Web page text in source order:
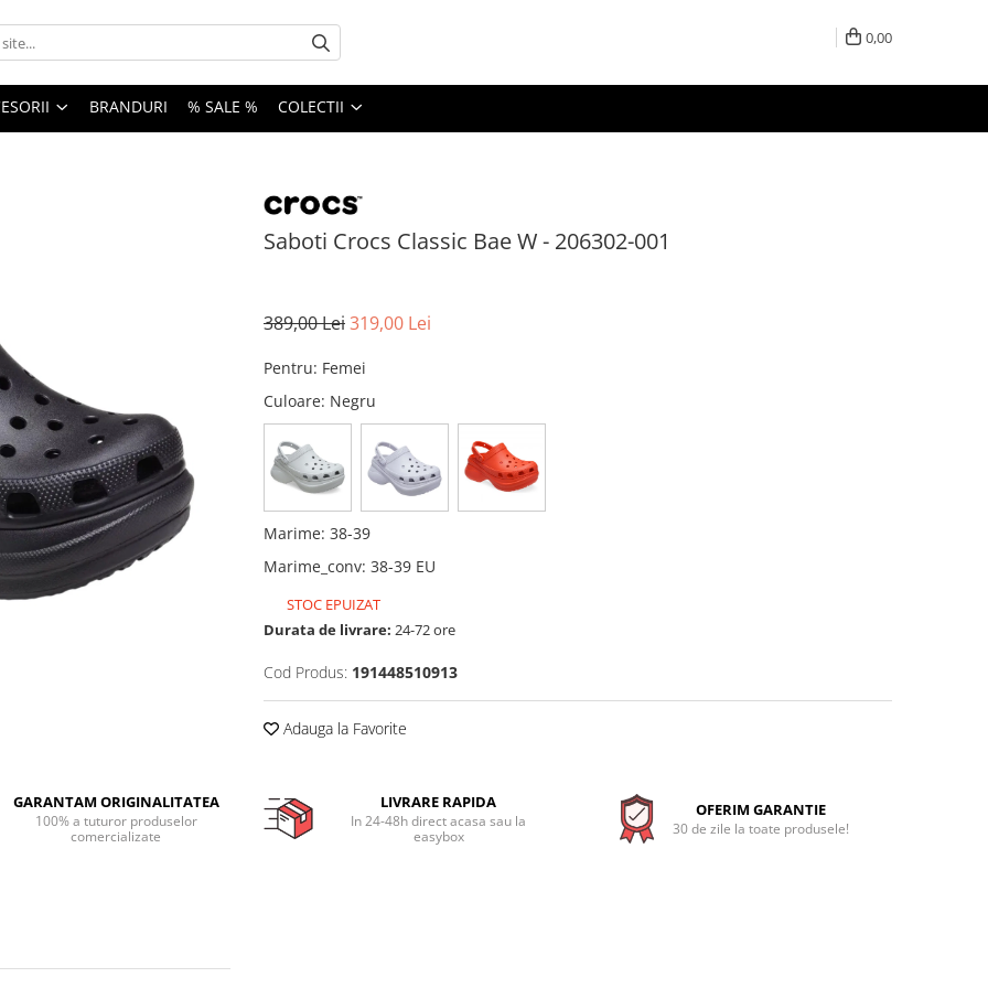
0,00
BRANDURI % SALE % COLECTII
Saboti Crocs Classic Bae W - 206302-001
389,00 Lei319,00 Lei
Pentru: Femei
Culoare: Negru
Marime: 38-39
Marime_conv: 38-39 EU
STOC EPUIZAT
Durata de livrare: 24-72 ore
Cod Produs: 191448510913
Adauga la Favorite
GARANTAM ORIGINALITATEA
100% a tuturor produselor
comercializate
LIVRARE RAPIDA
In 24-48h direct acasa sau la
easybox
OFERIM GARANTIE
30 de zile la toate produsele!